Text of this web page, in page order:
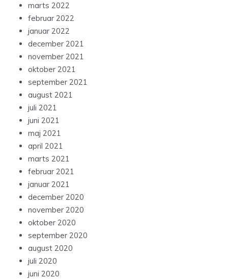
marts 2022
februar 2022
januar 2022
december 2021
november 2021
oktober 2021
september 2021
august 2021
juli 2021
juni 2021
maj 2021
april 2021
marts 2021
februar 2021
januar 2021
december 2020
november 2020
oktober 2020
september 2020
august 2020
juli 2020
juni 2020